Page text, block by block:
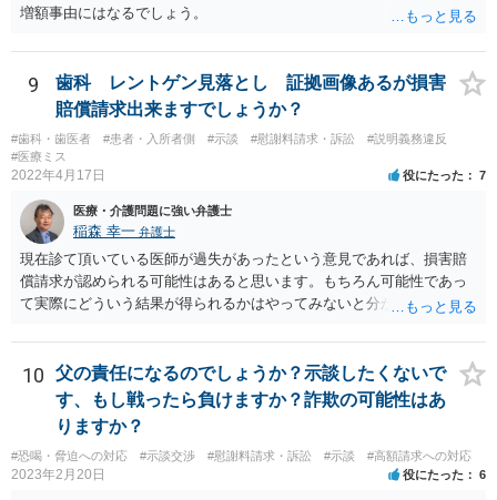
増額事由にはなるでしょう。
9
歯科 レントゲン見落とし 証拠画像あるが損害
賠償請求出来ますでしょうか？
#歯科・歯医者 #患者・入所者側 #示談 #慰謝料請求・訴訟
#説明義務違反
#医療ミス
2022年4月17日 役にたった 7
医療・介護問題に強い弁護士
稲森 幸一 弁護士
現在診て頂いている医師が過失があったという意見であれば、損害賠
償請求が認められる可能性はあると思います。もちろん可能性であっ
て実際にどういう結果が得られるかはやってみないと分かりません
療費や精神的苦痛を受けた分の慰謝料や仕事に影響があれば休業損害
などが考えられます。 頑張ってください。
10
父の責任になるのでしょうか？示談したくないで
す、もし戦ったら負けますか？詐欺の可能性はあ
りますか？
#恐喝・脅迫への対応 #示談交渉 #慰謝料請求・訴訟 #示談 #高額請求への対応
2023年2月20日 役にたった 6